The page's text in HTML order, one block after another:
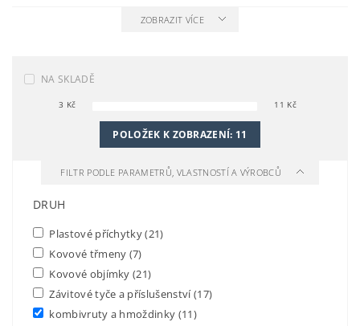
ZOBRAZIT VÍCE
NA SKLADĚ
3 Kč 11 Kč
POLOŽEK K ZOBRAZENÍ: 11
FILTR PODLE PARAMETRŮ, VLASTNOSTÍ A VÝROBCŮ
DRUH
Plastové příchytky(21)
Kovové třmeny (7)
Kovové objímky(21)
Závitové tyče a příslušenství(17)
kombivruty a hmoždinky (11)